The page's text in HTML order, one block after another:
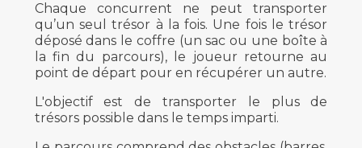
Chaque concurrent ne peut transporter
qu’un seul trésor à la fois. Une fois le trésor
déposé dans le coffre (un sac ou une boîte à
la fin du parcours), le joueur retourne au
point de départ pour en récupérer un autre.
L'objectif est de transporter le plus de
trésors possible dans le temps imparti.